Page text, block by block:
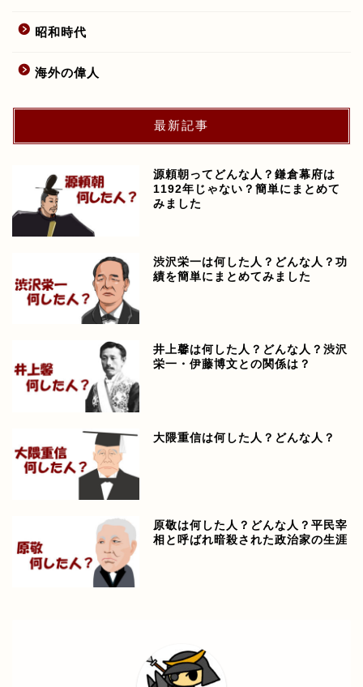
昭和時代
海外の偉人
最新記事
源頼朝ってどんな人？鎌倉幕府は
1192年じゃない？簡単にまとめて
みました
渋沢栄一は何した人？どんな人？功
績を簡単にまとめてみました
井上馨は何した人？どんな人？渋沢
栄一・伊藤博文との関係は？
大隈重信は何した人？どんな人？
原敬は何した人？どんな人？平民宰
相と呼ばれ暗殺された政治家の生涯